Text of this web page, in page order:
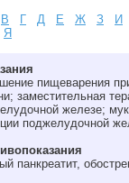
В Г Д Е Ж З И
Я
пищеварения
заместительная
железе;
поджелудочной
панкреатит,